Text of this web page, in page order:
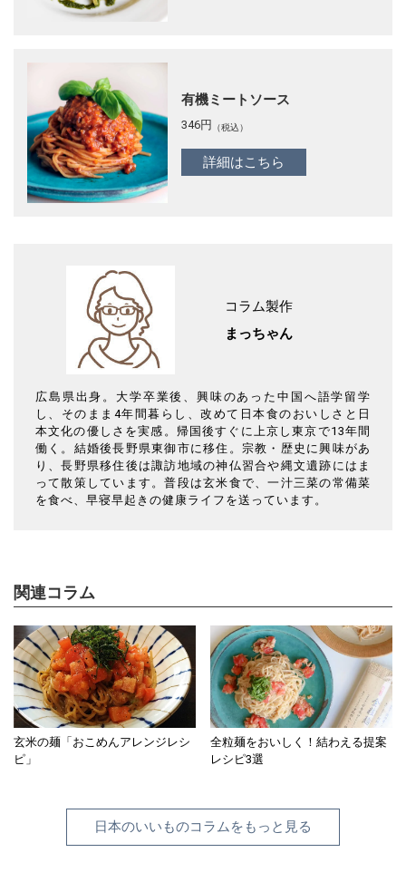
有機ミートソース
346円 （税込）
詳細はこちら
コラム製作
まっちゃん
広島県出身。大学卒業後、興味のあった中国へ語学留学
し、そのまま4年間暮らし、改めて日本食のおいしさと日
本文化の優しさを実感。帰国後すぐに上京し東京で13年間
働く。結婚後長野県東御市に移住。宗教・歴史に興味があ
り、長野県移住後は諏訪地域の神仏習合や縄文遺跡にはま
って散策しています。普段は玄米食で、一汁三菜の常備菜
を食べ、早寝早起きの健康ライフを送っています。
関連コラム
玄米の麺「おこめんアレンジレシ
ピ」
全粒麺をおいしく！結わえる提案
レシピ3選
日本のいいものコラムをもっと見る